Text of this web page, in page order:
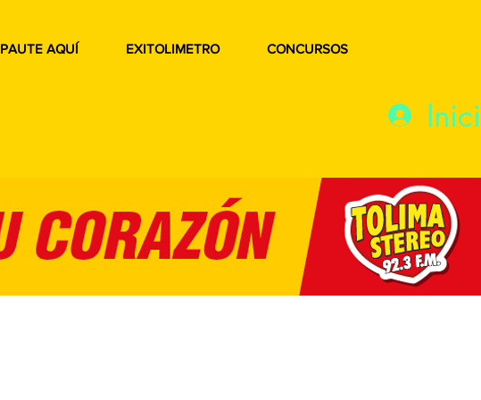
PAUTE AQUÍ EXITOLIMETRO CONCURSOS